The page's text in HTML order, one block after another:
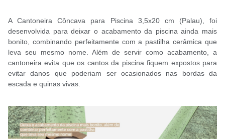
A Cantoneira Côncava para Piscina 3,5x20 cm (Palau), foi
desenvolvida para deixar o acabamento da piscina ainda mais
bonito, combinando perfeitamente com a pastilha cerâmica que
leva seu mesmo nome. Além de servir como acabamento, a
cantoneira evita que os cantos da piscina fiquem expostos para
evitar danos que poderiam ser ocasionados nas bordas da
escada e quinas vivas.